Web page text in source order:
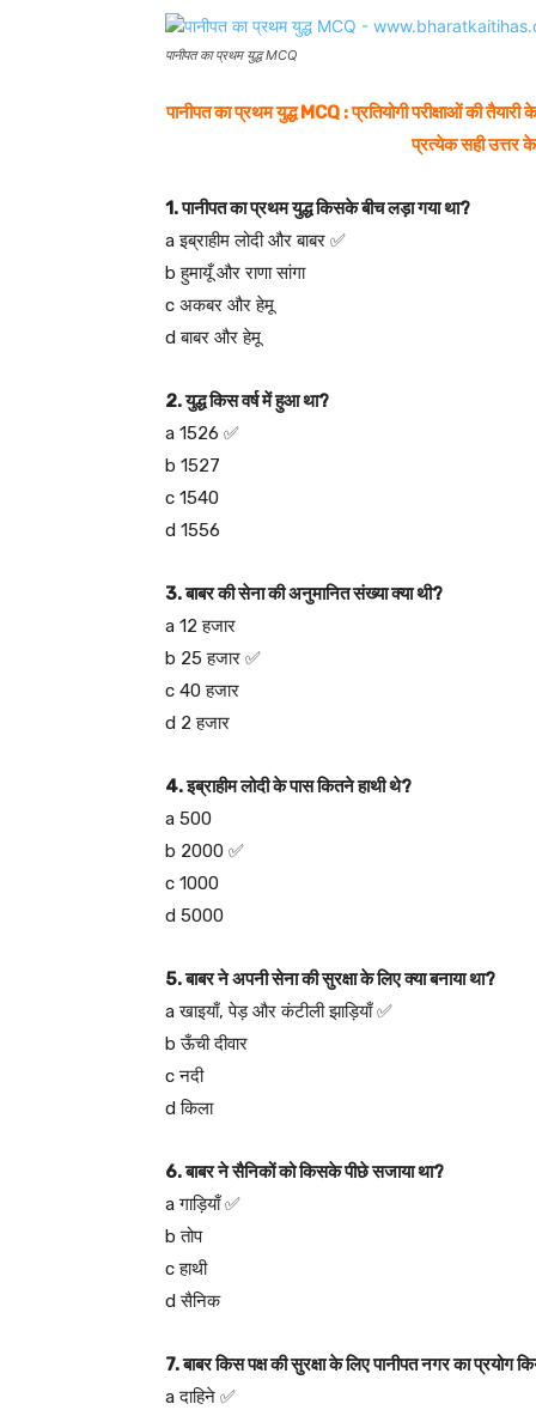
पानीपत का प्रथम युद्ध MCQ
पानीपत का प्रथम युद्ध MCQ : प्रतियोगी परीक्षाओं की तैयारी
प्रत्येक सही उत्तर के
1. पानीपत का प्रथम युद्ध किसके बीच लड़ा गया था?
a इब्राहीम लोदी और बाबर ✅
b हुमायूँ और राणा सांगा
c अकबर और हेमू
d बाबर और हेमू
2. युद्ध किस वर्ष में हुआ था?
a 1526 ✅
b 1527
c 1540
d 1556
3. बाबर की सेना की अनुमानित संख्या क्या थी?
a 12 हजार
b 25 हजार ✅
c 40 हजार
d 2 हजार
4. इब्राहीम लोदी के पास कितने हाथी थे?
a 500
b 2000 ✅
c 1000
d 5000
5. बाबर ने अपनी सेना की सुरक्षा के लिए क्या बनाया था?
a खाइयाँ, पेड़ और कंटीली झाड़ियाँ ✅
b ऊँची दीवार
c नदी
d किला
6. बाबर ने सैनिकों को किसके पीछे सजाया था?
a गाड़ियाँ ✅
b तोप
c हाथी
d सैनिक
7. बाबर किस पक्ष की सुरक्षा के लिए पानीपत नगर का प्रयोग
a दाहिने ✅